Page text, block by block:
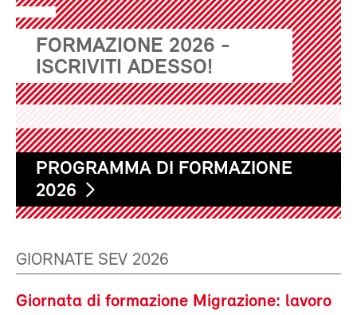
FORMAZIONE 2026 -
ISCRIVITI ADESSO!
PROGRAMMA DI FORMAZIONE
2026
GIORNATE SEV 2026
Giornata di formazione Migrazione: lavoro